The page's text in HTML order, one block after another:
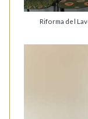
Riforma del